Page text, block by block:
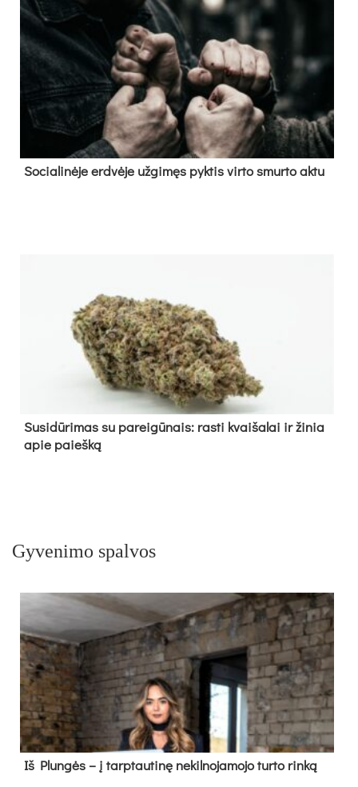
So­cia­li­nė­je erd­vė­je už­gi­męs pyk­tis vir­to smur­to ak­tu
Su­si­dū­ri­mas su pa­rei­gū­nais: ras­ti kvai­ša­lai ir ži­nia
apie paieš­ką
Gyvenimo spalvos
Iš Plungės – į tarptautinę nekilnojamojo turto rinką